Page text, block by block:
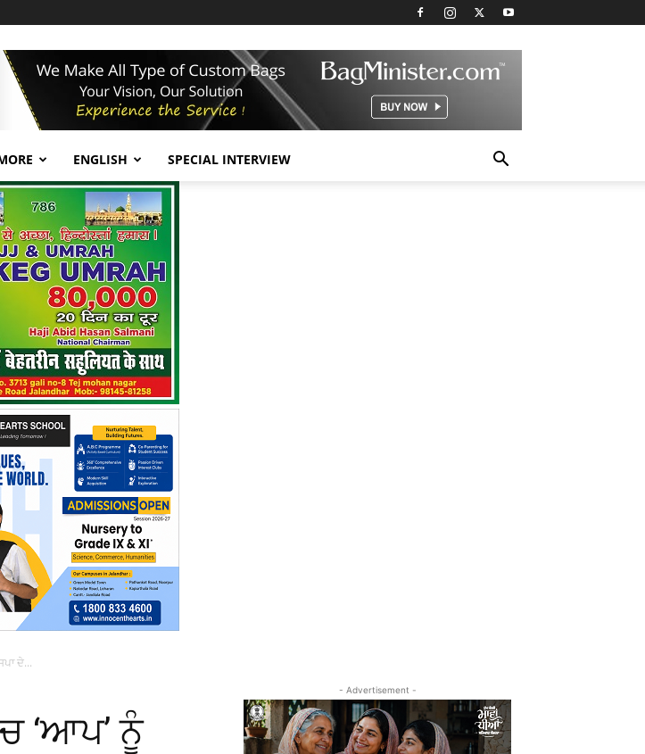
ENGLISH SPECIAL INTERVIEW
ਦੇ...
‘ਆਪ’ ਨੂੰ
- Advertisement -